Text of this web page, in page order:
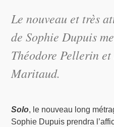
Le nouveau et très
de Sophie Dupuis
Théodore Pellerin
Maritaud.
Solo, le nouveau long
Sophie Dupuis prendra